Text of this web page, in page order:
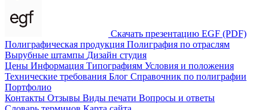
Скачать презентацию EGF (PDF)
Полиграфическая продукция Полиграфия по отраслям
Вырубные штампы Дизайн студия
Цены Информация Типографиям Условия и положения
Технические требования Блог Справочник по полиграфии
Портфолио
Контакты Отзывы Виды печати Вопросы и ответы